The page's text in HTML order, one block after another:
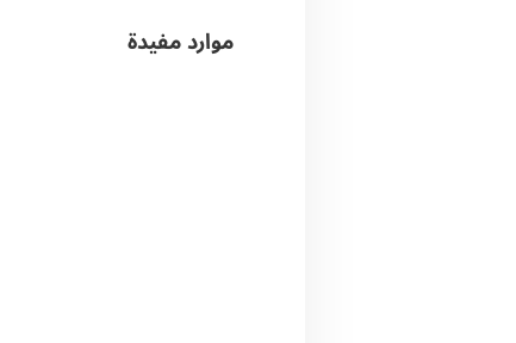
موارد مفيدة